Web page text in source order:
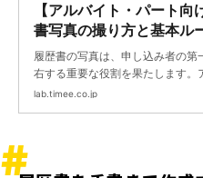
【アルバイト・パート向
書写真の撮り方と基本ル
敗しないためのポイント
タイミーラボ - スキマで
界が広がる。
履歴書の写真は、申し込み者の第
右する重要な役割を果たします。
ト・パートの求人に申し込む際で
lab.timee.co.jp